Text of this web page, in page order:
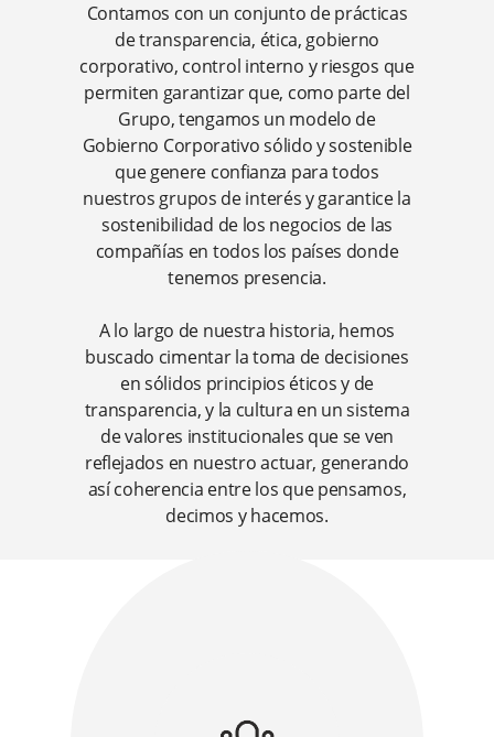
Contamos con un conjunto de prácticas
de transparencia, ética, gobierno
corporativo, control interno y riesgos que
permiten garantizar que, como parte del
Grupo, tengamos un modelo de
Gobierno Corporativo sólido y sostenible
que genere confianza para todos
nuestros grupos de interés y garantice la
sostenibilidad de los negocios de las
compañías en todos los países donde
tenemos presencia.
A lo largo de nuestra historia, hemos
buscado cimentar la toma de decisiones
en sólidos principios éticos y de
transparencia, y la cultura en un sistema
de valores institucionales que se ven
reflejados en nuestro actuar, generando
así coherencia entre los que pensamos,
decimos y hacemos.